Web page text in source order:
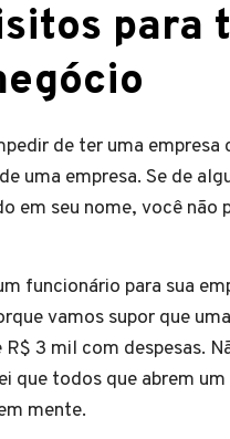
para
de ter uma empresa
uma empresa. Se de
em seu nome, você não
funcionário para sua
vamos supor que
3 mil com despesas.
que todos que abrem
mente.